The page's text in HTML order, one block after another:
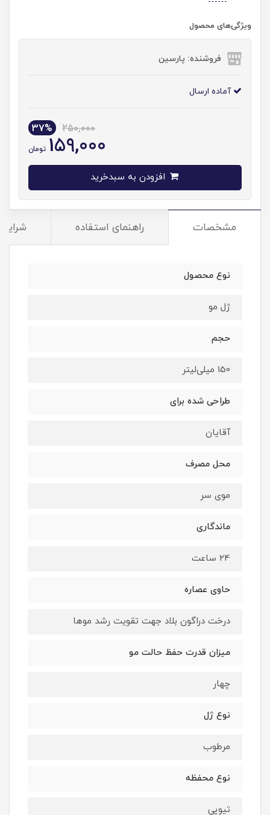
ویژگی‌های محصول
فروشنده: پارسین
آماده ارسال
250,000
37%
159,000 تومان
مشخصات راهنمای استفاده
نوع محصول
ژل مو
حجم
150 میلی‌لیتر
طراحی شده برای
آقایان
محل مصرف
موی سر
ماندگاری
24 ساعت
حاوی عصاره
درخت دراگون بلاد جهت تقویت رشد موها
میزان قدرت حفظ حالت مو
چهار
نوع ژل
مرطوب
نوع محفظه
تیوپی